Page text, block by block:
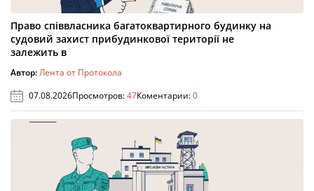
Право співвласника багатоквартирного будинку на
судовий захист прибудинкової території не
залежить в
Автор:Лента от Протокола
07.08.2026Просмотров:47Коментарии:0